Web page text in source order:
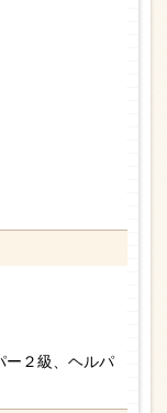
ー２級、ヘルパ